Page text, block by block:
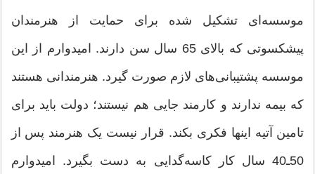
موسسه‌ای تشکیل شده برای حمایت از هنرمندان
پیشکسوتی که بالای 65 سال سن دارند. امیدوارم از این
موسسه پشتیبانی‌های لازم صورت گیرد. هنرمندانی هستند
که بیمه ندارند و کارمند جایی هم نیستند؛ دولت باید برای
تامین آتیه اینها فکری بکند. قرار نیست یک هنرمند پس از
50ـ40 سال کار کاسه‌گدایی به دست بگیرد. امیدوارم